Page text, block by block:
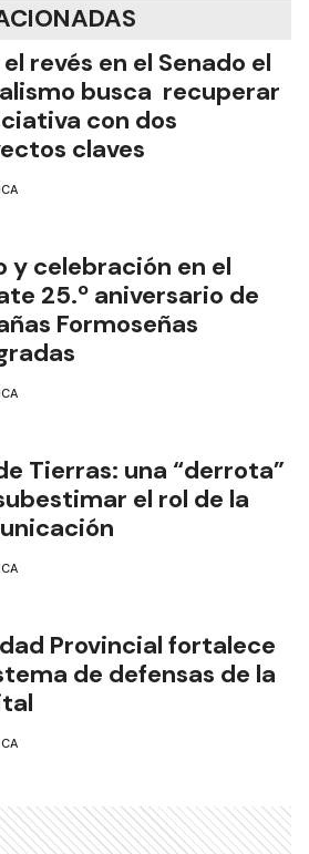
revés en el Senado el
busca recuperar
con dos
claves
y celebración en el
25.º aniversario de
Formoseñas
Tierras: una “derrota”
el rol de la
Provincial fortalece
de defensas de la